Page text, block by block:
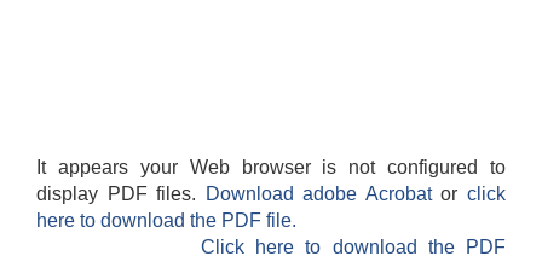
It appears your Web browser is not configured to
display PDF files.
Download adobe Acrobatorclick
here to download the PDF file.
Click here to download the PDF